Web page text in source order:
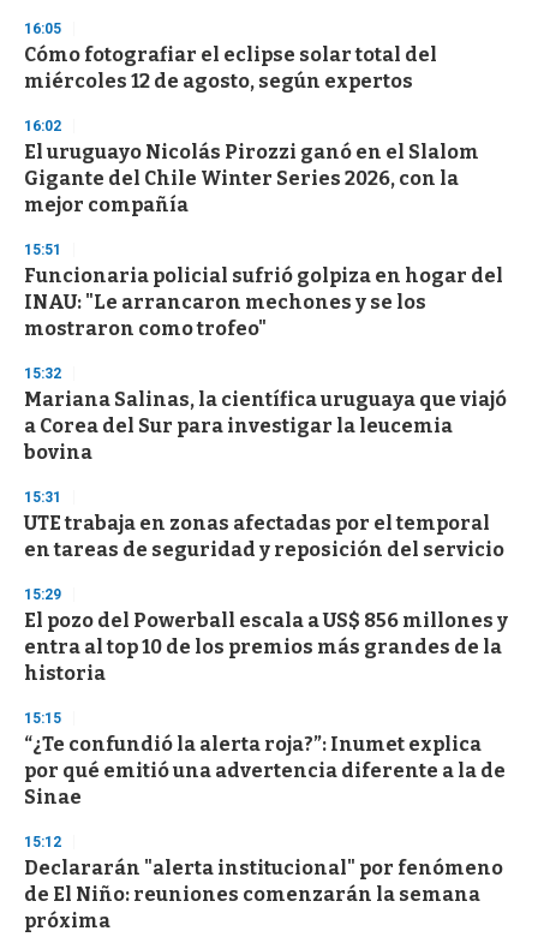
16:05
Cómo fotografiar el eclipse solar total del
miércoles 12 de agosto, según expertos
16:02
El uruguayo Nicolás Pirozzi ganó en el Slalom
Gigante del Chile Winter Series 2026, con la
mejor compañía
15:51
Funcionaria policial sufrió golpiza en hogar del
INAU: "Le arrancaron mechones y se los
mostraron como trofeo"
15:32
Mariana Salinas, la científica uruguaya que viajó
a Corea del Sur para investigar la leucemia
bovina
15:31
UTE trabaja en zonas afectadas por el temporal
en tareas de seguridad y reposición del servicio
15:29
El pozo del Powerball escala a US$ 856 millones y
entra al top 10 de los premios más grandes de la
historia
15:15
“¿Te confundió la alerta roja?”: Inumet explica
por qué emitió una advertencia diferente a la de
Sinae
15:12
Declararán "alerta institucional" por fenómeno
de El Niño: reuniones comenzarán la semana
próxima